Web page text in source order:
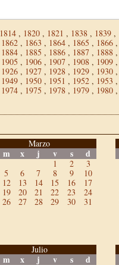
1814 , 1820 , 1821 , 1838 , 1839 ,
1862 , 1863 , 1864 , 1865 , 1866 ,
1884 , 1885 , 1886 , 1887 , 1888 ,
1905 , 1906 , 1907 , 1908 , 1909 ,
1926 , 1927 , 1928 , 1929 , 1930 ,
1949 , 1950 , 1951 , 1952 , 1953 ,
1974 , 1975 , 1978 , 1979 , 1980 ,
Marzo
m x j v s d
1 2
3
5 6 7 8 9
10
12 13 14 15 16
17
19 20 21 22 23
24
26 27 28 29 30 31
Julio
m x j v s d